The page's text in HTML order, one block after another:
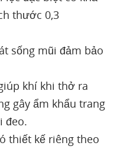
thước 0,3
sống mũi đảm bảo
khí khi thở ra
gây ẩm khẩu trang
đeo.
thiết kế riêng theo